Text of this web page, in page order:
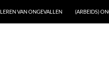
LEREN VAN ONGEVALLEN (ARBEIDS)